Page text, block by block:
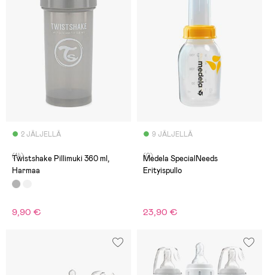
2 JÄLJELLÄ
(14)
Twistshake Pillimuki 360 ml,
Harmaa
9,90 €
9 JÄLJELLÄ
(0)
Medela SpecialNeeds
Erityispullo
23,90 €